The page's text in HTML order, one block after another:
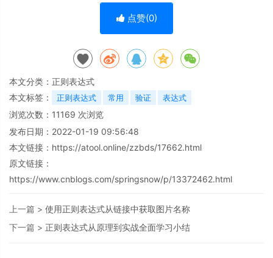
点赞(0)
本文分类： 正则表达式
本文标签：
正则表达式 常用 验证 表达式
浏览次数： 11169 次浏览
发布日期：2022-01-19 09:56:48
本文链接： https://atool.online/zzbds/17662.html
原文链接：
https://www.cnblogs.com/springsnow/p/13372462.html
上一篇 > 使用正则表达式从链接中获取图片名称
下一篇 > 正则表达式从原理到实战全面学习小结